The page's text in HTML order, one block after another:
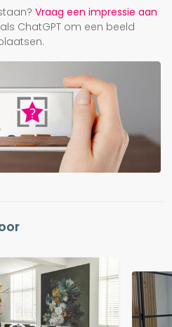
Vraag een impressie aan
ChatGPT om een beeld